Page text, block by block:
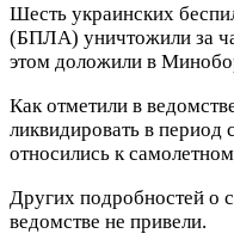
Шесть украинских
(БПЛА) уничтожили за
этом доложили в
Как отметили в
ликвидировать в период
относились к
Других подробностей о
ведомстве не привели.